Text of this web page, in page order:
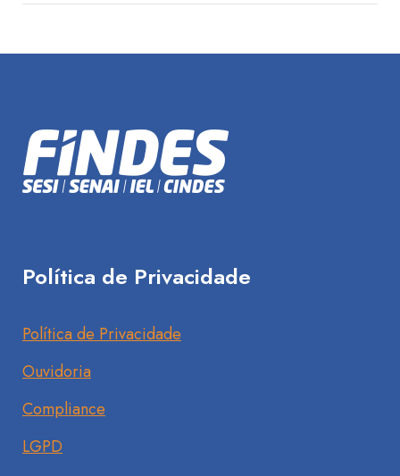
Política de Privacidade
Política de Privacidade
Ouvidoria
Compliance
LGPD